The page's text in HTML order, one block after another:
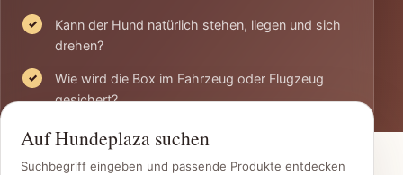
Kann der Hund natürlich stehen, liegen und sich
drehen?
Wie wird die Box im Fahrzeug oder Flugzeug
gesichert?
Auf Hundeplaza suchen
Suchbegriff eingeben und passende Produkte entdecken